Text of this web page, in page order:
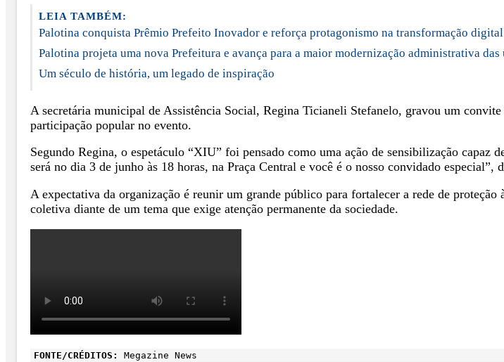
LEIA TAMBÉM:
Palotina conquista Prêmio Prefeito Inovador e reforça protagonismo na transformação
Palotina projeta uma nova Prefeitura e avança para a maior modernização administrativa das
Um século de história, um legado de inspiração
A secretária municipal de Assistência Social, Regina Ticianeli Stefanelo, gravou um
participação popular no evento.
Segundo Regina, o espetáculo “XIU” foi pensado como uma ação de sensibilização
será no dia 3 de junho às 18 horas, na Praça Central e você é o nosso convidado
A expectativa da organização é reunir um grande público para fortalecer a rede de
coletiva diante de um tema que exige atenção permanente da sociedade.
FONTE/CRÉDITOS: Megazine News